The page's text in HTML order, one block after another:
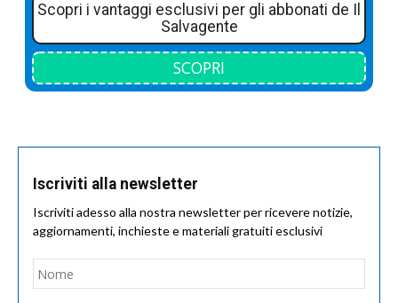
Scopri i vantaggi esclusivi per gli abbonati de Il
Salvagente
SCOPRI
Iscriviti alla newsletter
Iscriviti adesso alla nostra newsletter per ricevere notizie,
aggiornamenti, inchieste e materiali gratuiti esclusivi
Nome